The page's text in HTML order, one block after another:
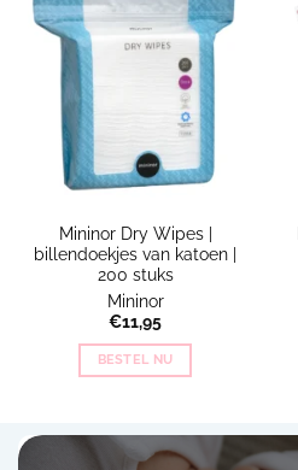
Mininor Dry Wipes |
billendoekjes van katoen |
200 stuks
Mininor
€11,95
BESTEL NU